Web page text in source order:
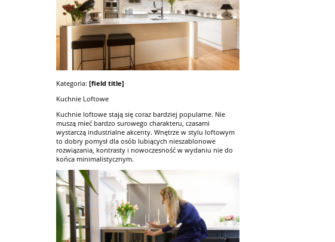
Kategoria: [field title]
Kuchnie Loftowe
Kuchnie loftowe stają się coraz bardziej popularne. Nie
muszą mieć bardzo surowego charakteru, czasami
wystarczą industrialne akcenty. Wnętrze w stylu loftowym
to dobry pomysł dla osób lubiących nieszablonowe
rozwiązania, kontrasty i nowoczesność w wydaniu nie do
końca minimalistycznym.